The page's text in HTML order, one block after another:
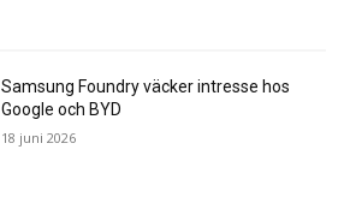
Samsung Foundry väcker intresse hos
Google och BYD
18 juni 2026